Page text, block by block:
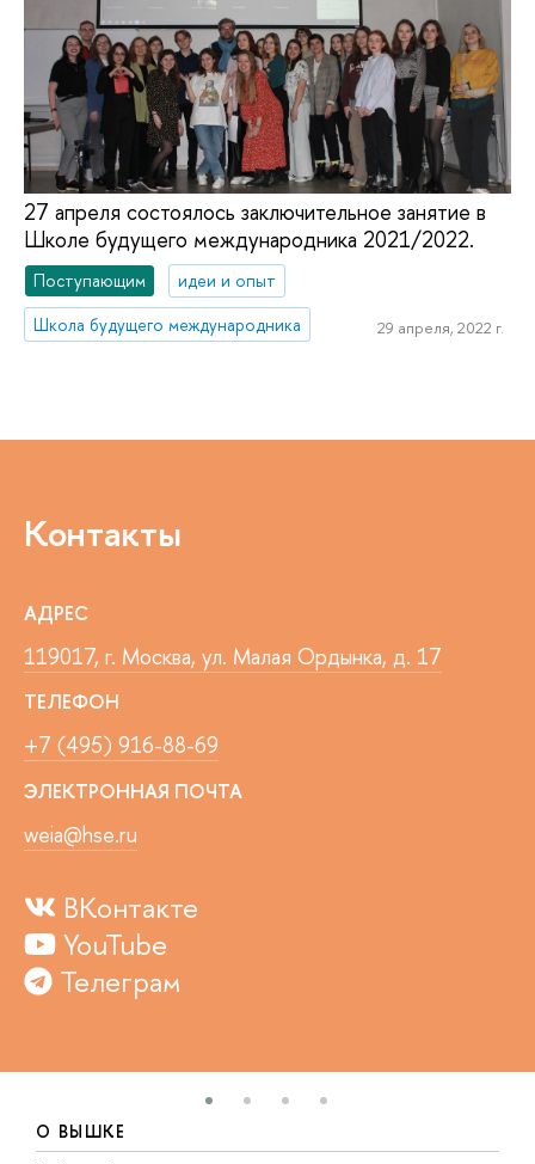
27 апреля состоялось заключительное занятие в
Школе будущего международника 2021/2022.
Поступающим
идеи и опыт
Школа будущего международника
29 апреля, 2022 г.
Контакты
АДРЕС
119017, г. Москва, ул. Малая Ордынка, д. 17
ТЕЛЕФОН
+7 (495) 916-88-69
ЭЛЕКТРОННАЯ ПОЧТА
weia@hse.ru
ВКонтакте
YouTube
Телеграм
О ВЫШКЕ